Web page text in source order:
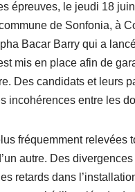
épreuves, le jeudi 18
de Sonfonia, à
Bacar Barry qui a
mis en place afin de
Des candidats et leurs
incohérences entre les
fréquemment relevées
autre. Des
retards dans